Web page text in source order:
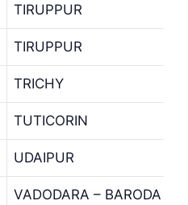
TIRUPPUR
TIRUPPUR
TRICHY
TUTICORIN
UDAIPUR
VADODARA – BARODA